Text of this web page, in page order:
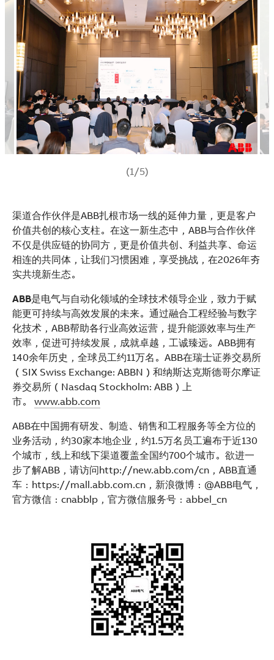
(1/5)
渠道合作伙伴是ABB扎根市场一线的延伸力量，更是客户
价值共创的核心支柱。在这一新生态中，ABB与合作伙伴
不仅是供应链的协同方，更是价值共创、利益共享、命运
相连的共同体，让我们习惯困难，享受挑战，在2026年夯
实共境新生态。
ABB是电气与自动化领域的全球技术领导企业，致力于赋
能更可持续与高效发展的未来。通过融合工程经验与数字
化技术，ABB帮助各行业高效运营，提升能源效率与生产
效率，促进可持续发展，成就卓越，工诚臻远。ABB拥有
140余年历史，全球员工约11万名。ABB在瑞士证券交易所
（SIX Swiss Exchange: ABBN）和纳斯达克斯德哥尔摩证
券交易所（Nasdaq Stockholm: ABB）上
市。 www.abb.com
ABB在中国拥有研发、制造、销售和工程服务等全方位的
业务活动，约30家本地企业，约1.5万名员工遍布于近130
个城市，线上和线下渠道覆盖全国约700个城市。欲进一
步了解ABB，请访问http://new.abb.com/cn，ABB直通
车：https://mall.abb.com.cn，新浪微博：@ABB电气，
官方微信：cnabblp，官方微信服务号：abbel_cn